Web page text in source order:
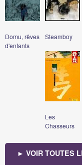
Domu, rêves
d'enfants
Steamboy
Les
Chasseurs
► VOIR TOUTES